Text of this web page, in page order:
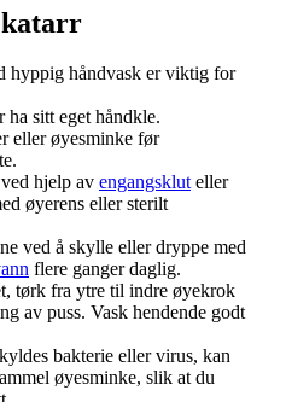
hyppig håndvask er viktig for
ha sitt eget håndkle.
eller øyesminke før
hjelp av engangskluteller
øyerens eller sterilt
ved å skylle eller dryppe med
flere ganger daglig.
tørk fra ytre til indre øyekrok
av puss. Vask hendende godt
bakterie eller virus, kan
øyesminke, slik at du